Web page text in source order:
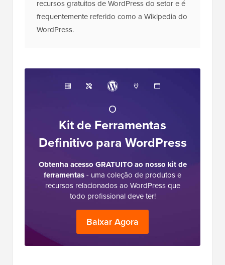
recursos gratuitos de WordPress do setor e é
frequentemente referido como a Wikipedia do
WordPress.
O
Kit de Ferramentas
Definitivo para WordPress
Obtenha acesso GRATUITO ao nosso kit de
ferramentas- uma coleção de produtos e
recursos relacionados ao WordPress que
todo profissional deve ter!
Baixar Agora